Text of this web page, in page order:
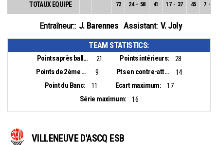
TOTAUX EQUIPE 72 24 - 58 41 17 - 37 45 7 -
Entraîneur:: J. Barennes Assistant: V. Joly
TEAM STATISTICS:
Points après balles perdues: 21 Points intérieurs:
28
Points de 2ème chance:
9 Pts en contre-attaque:
14
Point du Banc:
11 Ecart maximum:
17
Série maximum:
16
VILLENEUVE D'ASCQ ESB